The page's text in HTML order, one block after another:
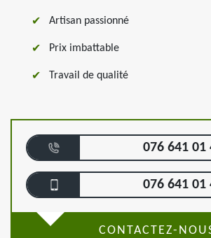
Artisan passionné
Prix imbattable
Travail de qualité
076 641 01
076 641 01
CONTACTEZ-